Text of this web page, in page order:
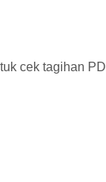
cek tagihan